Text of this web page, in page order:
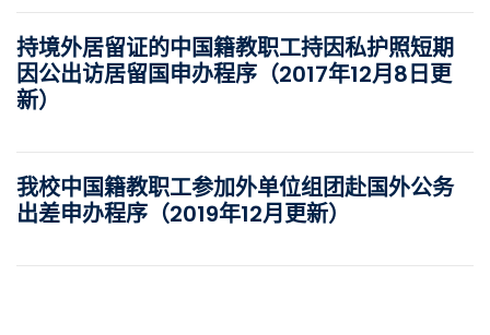
持境外居留证的中国籍教职工持因私护照短期
因公出访居留国申办程序（2017年12月8日更
新）
我校中国籍教职工参加外单位组团赴国外公务
出差申办程序（2019年12月更新）